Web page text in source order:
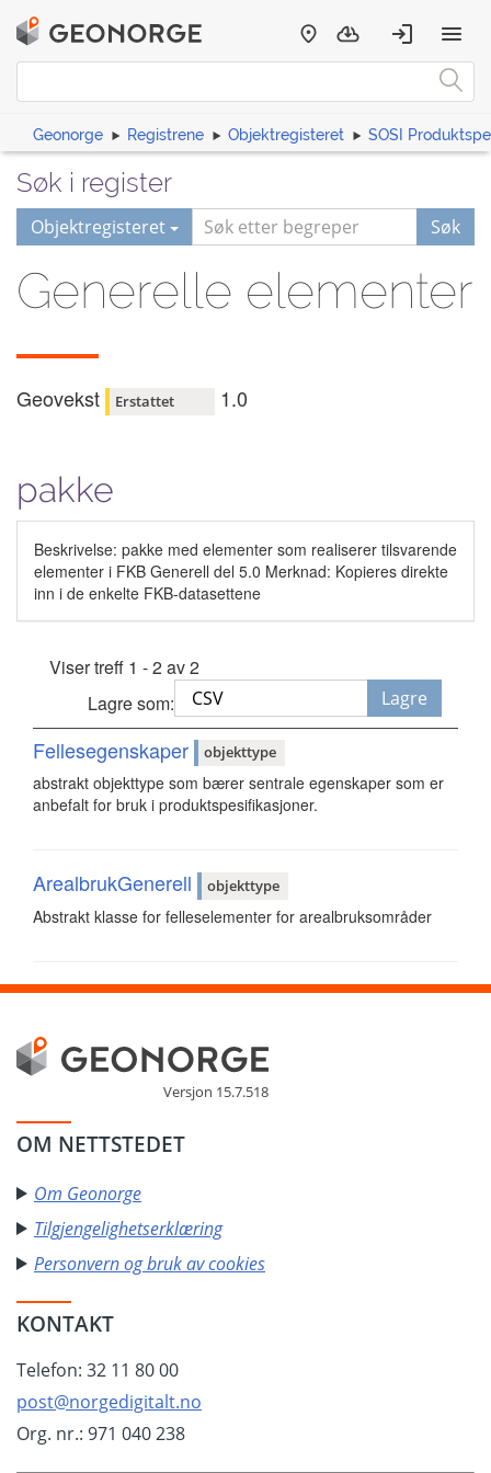
Geonorge Registrene Objektregisteret SOSI
Søk i register
Objektregisteret Søk
Generelle elementer
Geovekst Erstattet 1.0
pakke
Beskrivelse: pakke med elementer som realiserer tilsvarende
elementer i FKB Generell del 5.0 Merknad: Kopieres direkte
inn i de enkelte FKB-datasettene
Viser treff 1 - 2 av 2
Lagre som:
Lagre
Fellesegenskaper objekttype
abstrakt objekttype som bærer sentrale egenskaper som er
anbefalt for bruk i produktspesifikasjoner.
ArealbrukGenerell objekttype
Abstrakt klasse for felleselementer for arealbruksområder